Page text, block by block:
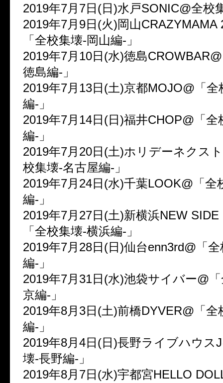
2019年7月7日(日)水戸SONIC@全校
2019年7月9日(火)岡山CRAZYMAMA
「全校集壊-岡山編-」
2019年7月10日(水)徳島
徳島編-」
2019年7月13日(土)京都MOJO@「全
編-」
2019年7月14日(日)福井CHOP@「全
編-」
2019年7月20日(土)ホリデーネクス
校集壊-名古屋編-」
2019年7月24日(水)千葉LOOK@「全
編-」
2019年7月27日(土)新横浜NEW
「全校集壊-横浜編-」
2019年7月28日(日)仙台enn3rd@「
編-」
2019年7月31日(水)池袋サイバー@
京編-」
2019年8月3日(土)前橋DYVER@「全
編-」
2019年8月4日(日)長野ライブハウス
壊-長野編-」
2019年8月7日(水)宇都宮HELLO